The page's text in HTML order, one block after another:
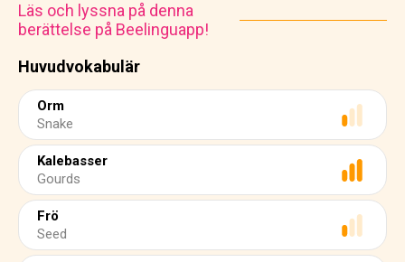
Huvudvokabulär
Orm
Snake
Kalebasser
Gourds
Frö
Seed
Läs och lyssna på denna
berättelse på Beelinguapp!